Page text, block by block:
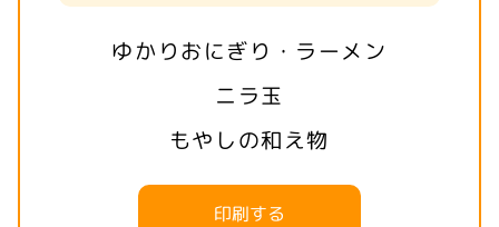
ゆかりおにぎり・ラーメン
ニラ玉
もやしの和え物
印刷する